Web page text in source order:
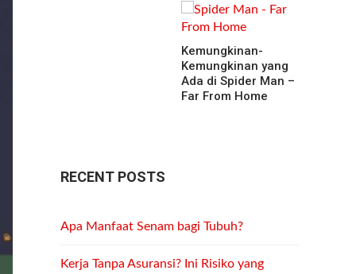
Kemungkinan-
Kemungkinan yang
Ada di Spider Man –
Far From Home
RECENT POSTS
Apa Manfaat Senam bagi Tubuh?
Kerja Tanpa Asuransi? Ini Risiko yang